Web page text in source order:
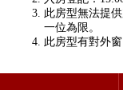
此房型無法提
一位為限。
此房型有對外窗